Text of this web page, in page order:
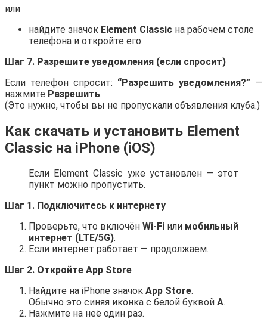
или
найдите значок Element Classic на рабочем столе
телефона и откройте его.
Шаг 7. Разрешите уведомления (если спросит)
Если телефон спросит: “Разрешить уведомления?” —
нажмите Разрешить.
(Это нужно, чтобы вы не пропускали объявления клуба.)
Как скачать и установить Element
Classic на iPhone (iOS)
Если Element Classic уже установлен — этот
пункт можно пропустить.
Шаг 1. Подключитесь к интернету
Проверьте, что включён Wi-Fi или мобильный
интернет (LTE/5G).
Если интернет работает — продолжаем.
Шаг 2. Откройте App Store
Найдите на iPhone значок App Store.
Обычно это синяя иконка с белой буквой A.
Нажмите на неё один раз.